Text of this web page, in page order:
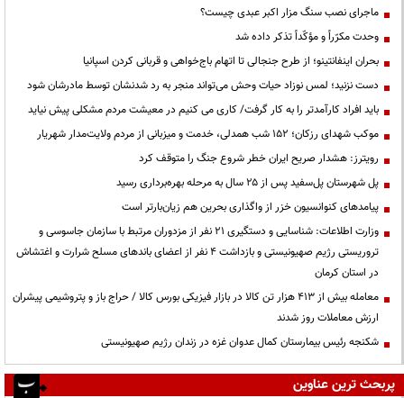
ماجرای نصب سنگ مزار اکبر عبدی چیست؟
وحدت مکرّراً و مؤکّداً تذکر داده شد
بحران اینفانتینو؛ از طرح جنجالی تا اتهام باج‌خواهی و قربانی کردن اسپانیا
دست نزنید؛ لمس نوزاد حیات وحش می‌تواند منجر به رد شدنشان توسط مادرشان شود
باید افراد کارآمدتر را به کار گرفت/ کاری می کنیم در معیشت مردم مشکلی پیش نیاید
موکب شهدای رزکان؛ ۱۵۲ شب همدلی، خدمت و میزبانی از مردم ولایت‌مدار شهریار
رویترز: هشدار صریح ایران خطر شروع جنگ را متوقف کرد
پل شهرستان پل‌سفید پس از ۲۵ سال به مرحله بهره‌برداری رسید
پیامدهای کنوانسیون خزر از واگذاری بحرین هم زیان‌بارتر است
وزارت اطلاعات: شناسایی و دستگیری ۲۱ نفر از مزدوران مرتبط با سازمان جاسوسی و
تروریستی رژیم صهیونیستی و بازداشت ۴ نفر از اعضای باندهای مسلح شرارت و اغتشاش
در استان کرمان
معامله بیش از ۴۱۳ هزار تن کالا در بازار فیزیکی بورس کالا / حراج باز و پتروشیمی پیشران
ارزش معاملات روز شدند
شکنجه رئیس بیمارستان کمال عدوان غزه در زندان رژیم صهیونیستی
پربحث ترین عناوین